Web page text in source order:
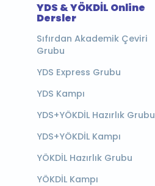
YDS & YÖKDİL Online
Dersler
Sıfırdan Akademik Çeviri
Grubu
YDS Express Grubu
YDS Kampı
YDS+YÖKDİL Hazırlık Grubu
YDS+YÖKDİL Kampı
YÖKDİL Hazırlık Grubu
YÖKDİL Kampı